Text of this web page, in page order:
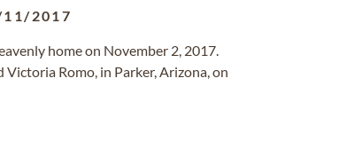
2017
home on November 2, 2017.
Romo, in Parker, Arizona, on